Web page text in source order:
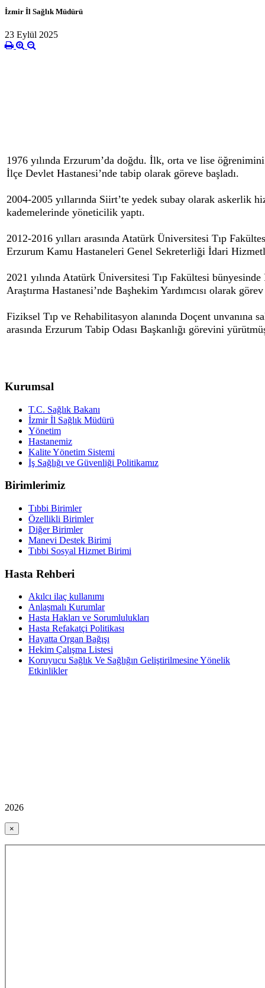
İzmir İl Sağlık Müdürü
23 Eylül 2025
1976 yılında Erzurum’da doğdu. İlk, orta ve lise
İlçe Devlet Hastanesi’nde tabip olarak göreve başladı.
2004-2005 yıllarında Siirt’te yedek subay olarak askerlik
kademelerinde yöneticilik yaptı.
2012-2016 yılları arasında Atatürk Üniversitesi Tıp
Erzurum Kamu Hastaneleri Genel Sekreterliği İdari
2021 yılında Atatürk Üniversitesi Tıp Fakültesi
Araştırma Hastanesi’nde Başhekim Yardımcısı olarak
Fiziksel Tıp ve Rehabilitasyon alanında Doçent unvanına
arasında Erzurum Tabip Odası Başkanlığı görevini
Kurumsal
T.C. Sağlık Bakanı
İzmir İl Sağlık Müdürü
Yönetim
Hastanemiz
Kalite Yönetim Sistemi
İş Sağlığı ve Güvenliği Politikamız
Birimlerimiz
Tıbbi Birimler
Özellikli Birimler
Diğer Birimler
Manevi Destek Birimi
Tıbbi Sosyal Hizmet Birimi
Hasta Rehberi
Akılcı ilaç kullanımı
Anlaşmalı Kurumlar
Hasta Hakları ve Sorumlulukları
Hasta Refakatçi Politikası
Hayatta Organ Bağışı
Hekim Çalışma Listesi
Koruyucu Sağlık Ve Sağlığın Geliştirilmesine Yönelik
Etkinlikler
2026
×